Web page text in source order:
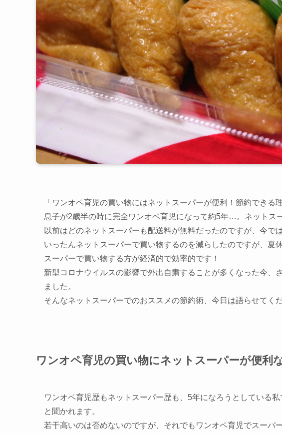
「ワンオペ育児の買い物にはネットスーパーが便利！節約できる
息子が2歳半の時に完全ワンオペ育児になって約5年…。ネットス
以前はどのネットスーパーも配送料が無料だったのですが、今で
いったんネットスーパーで買い物するのを減らしたのですが、夏
スーパーで買い物する方が経済的で効率的です！
新型コロナウイルスの影響で外出自粛することが多くなった今、
ました。
そんなネットスーパーでのおススメの節約術、今日は語らせてく
ワンオペ育児の買い物にネットスーパーが便利
ワンオペ育児歴もネットスーパー歴も、5年になろうとしている
と聞かれます。
若干高いのは否めないのですが、それでもワンオペ育児でスーパ